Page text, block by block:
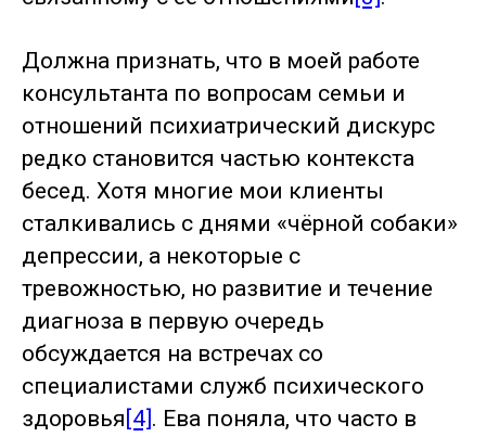
Должна признать, что в моей работе
консультанта по вопросам семьи и
отношений психиатрический дискурс
редко становится частью контекста
бесед. Хотя многие мои клиенты
сталкивались с днями «чёрной собаки»
депрессии, а некоторые с
тревожностью, но развитие и течение
диагноза в первую очередь
обсуждается на встречах со
специалистами служб психического
здоровья[4]. Ева поняла, что часто в